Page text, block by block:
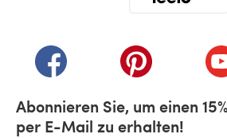
(öffnet sich in einem neuen
(öffnet sich in
Abonnieren Sie, um einen
per E-Mail zu erhalten!